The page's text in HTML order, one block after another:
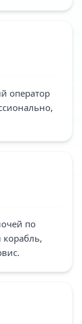
оператор
по